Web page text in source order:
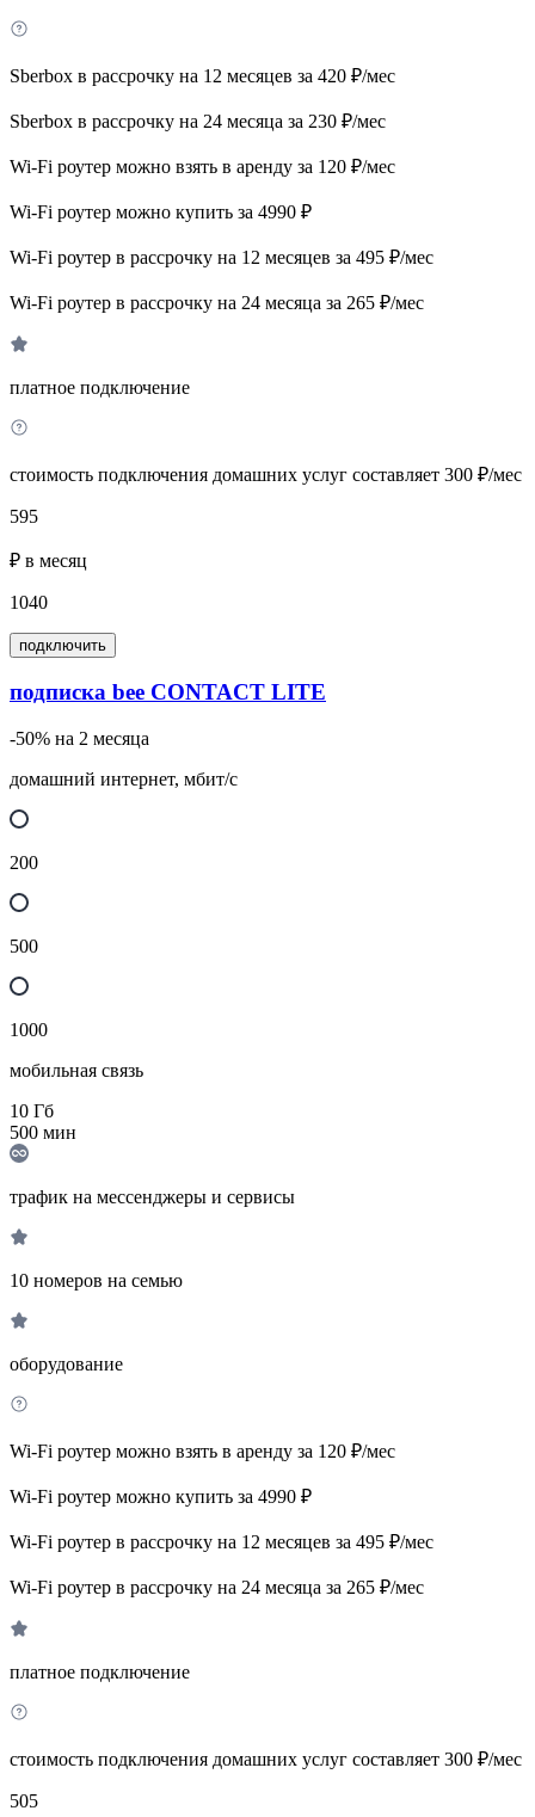
Sberbox в рассрочку на 12 месяцев за 420 ₽/мес
Sberbox в рассрочку на 24 месяца за 230 ₽/мес
Wi-Fi роутер можно взять в аренду за 120 ₽/мес
Wi-Fi роутер можно купить за 4990 ₽
Wi-Fi роутер в рассрочку на 12 месяцев за 495 ₽/мес
Wi-Fi роутер в рассрочку на 24 месяца за 265 ₽/мес
платное подключение
стоимость подключения домашних услуг составляет 300 ₽/мес
595
₽ в месяц
1040
подключить
подписка bee CONTACT LITE
-50% на 2 месяца
домашний интернет, мбит/с
200
500
1000
мобильная связь
10 Гб
500 мин
трафик на мессенджеры и сервисы
10 номеров на семью
оборудование
Wi-Fi роутер можно взять в аренду за 120 ₽/мес
Wi-Fi роутер можно купить за 4990 ₽
Wi-Fi роутер в рассрочку на 12 месяцев за 495 ₽/мес
Wi-Fi роутер в рассрочку на 24 месяца за 265 ₽/мес
платное подключение
стоимость подключения домашних услуг составляет 300 ₽/мес
505